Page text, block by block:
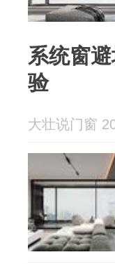
系统窗
验
大壮说门窗